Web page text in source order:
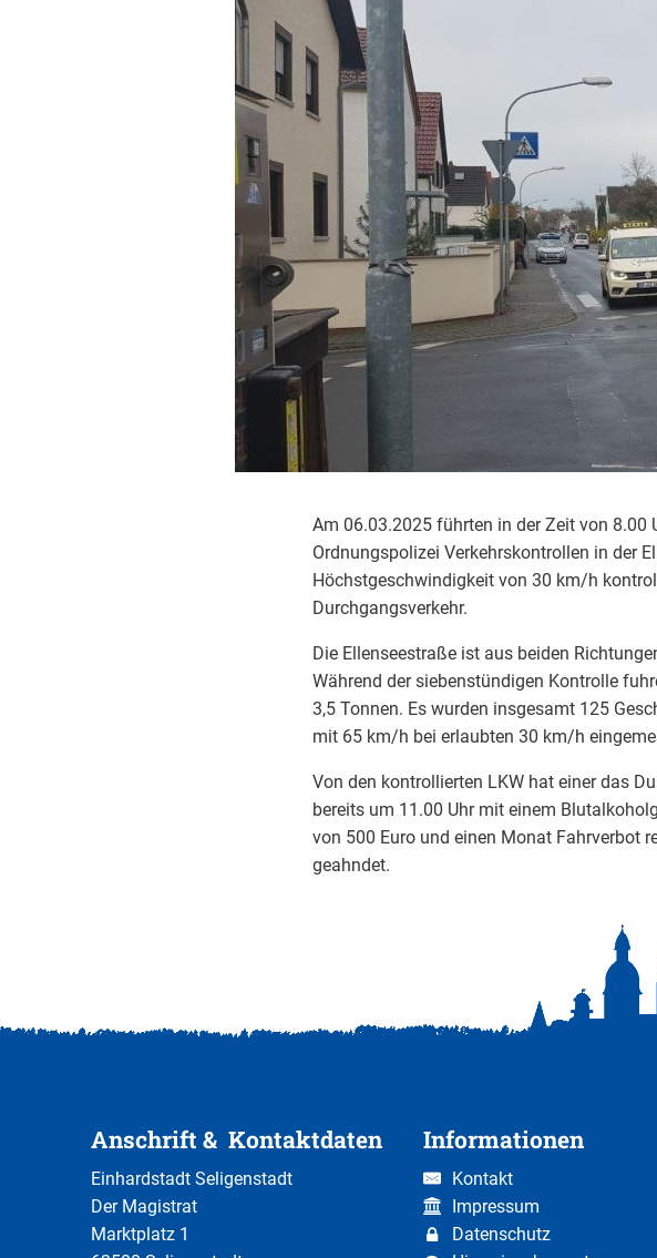
Am 06.03.2025 führten in der Zeit von 8.00
Ordnungspolizei Verkehrskontrollen in der
Höchstgeschwindigkeit von 30 km/h
Durchgangsverkehr.
Die Ellenseestraße ist aus beiden
Während der siebenstündigen Kontrolle
3,5 Tonnen. Es wurden insgesamt 125
mit 65 km/h bei erlaubten 30 km/h
Von den kontrollierten LKW hat einer das
bereits um 11.00 Uhr mit einem
von 500 Euro und einen Monat Fahrverbot
geahndet.
Anschrift & Kontaktdaten
Einhardstadt Seligenstadt
Der Magistrat
Marktplatz 1
Informationen
Kontakt
Impressum
Datenschutz